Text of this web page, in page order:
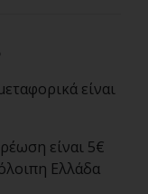
είναι
είναι 5€
Ελλάδα